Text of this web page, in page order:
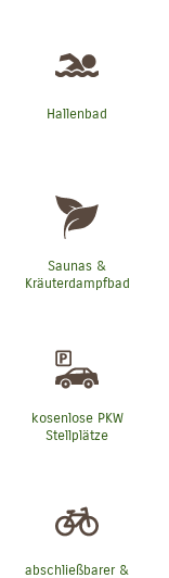
Hallenbad
Saunas &
Kräuterdampfbad
kosenlose PKW
Stellplätze
abschließbarer &